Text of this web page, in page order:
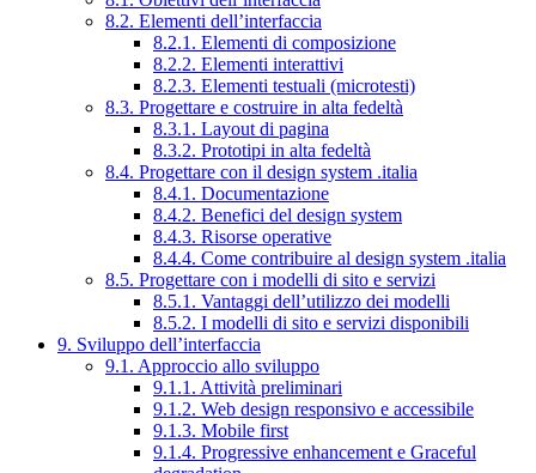
8.2. Elementi dell’interfaccia
8.2.1. Elementi di composizione
8.2.2. Elementi interattivi
8.2.3. Elementi testuali (microtesti)
8.3. Progettare e costruire in alta fedeltà
8.3.1. Layout di pagina
8.3.2. Prototipi in alta fedeltà
8.4. Progettare con il design system .italia
8.4.1. Documentazione
8.4.2. Benefici del design system
8.4.3. Risorse operative
8.4.4. Come contribuire al design system .italia
8.5. Progettare con i modelli di sito e servizi
8.5.1. Vantaggi dell’utilizzo dei modelli
8.5.2. I modelli di sito e servizi disponibili
9. Sviluppo dell’interfaccia
9.1. Approccio allo sviluppo
9.1.1. Attività preliminari
9.1.2. Web design responsivo e accessibile
9.1.3. Mobile first
9.1.4. Progressive enhancement e Graceful